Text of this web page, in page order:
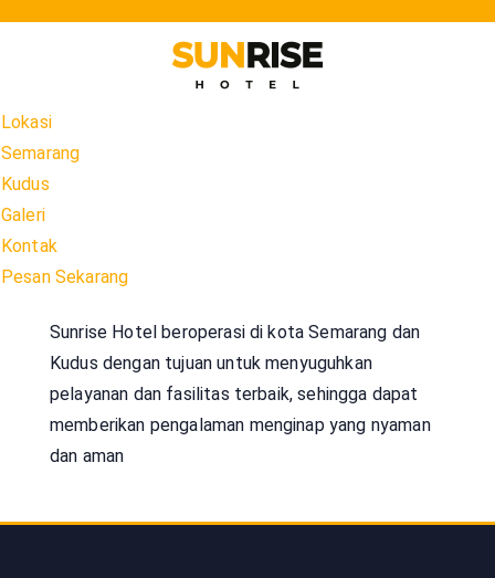
Lokasi
Semarang
Kudus
Galeri
Kontak
Pesan Sekarang
Sunrise Hotel beroperasi di kota Semarang dan
Kudus dengan tujuan untuk menyuguhkan
pelayanan dan fasilitas terbaik, sehingga dapat
memberikan pengalaman menginap yang nyaman
dan aman